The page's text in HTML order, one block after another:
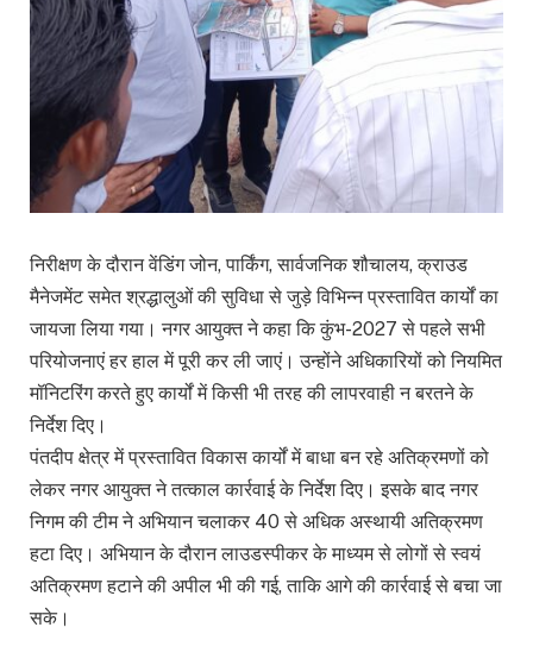
निरीक्षण के दौरान वेंडिंग जोन, पार्किंग, सार्वजनिक शौचालय, क्राउड
मैनेजमेंट समेत श्रद्धालुओं की सुविधा से जुड़े विभिन्न प्रस्तावित कार्यों का
जायजा लिया गया। नगर आयुक्त ने कहा कि कुंभ-2027 से पहले सभी
परियोजनाएं हर हाल में पूरी कर ली जाएं। उन्होंने अधिकारियों को नियमित
मॉनिटरिंग करते हुए कार्यों में किसी भी तरह की लापरवाही न बरतने के
निर्देश दिए।
पंतदीप क्षेत्र में प्रस्तावित विकास कार्यों में बाधा बन रहे अतिक्रमणों को
लेकर नगर आयुक्त ने तत्काल कार्रवाई के निर्देश दिए। इसके बाद नगर
निगम की टीम ने अभियान चलाकर 40 से अधिक अस्थायी अतिक्रमण
हटा दिए। अभियान के दौरान लाउडस्पीकर के माध्यम से लोगों से स्वयं
अतिक्रमण हटाने की अपील भी की गई, ताकि आगे की कार्रवाई से बचा जा
सके।